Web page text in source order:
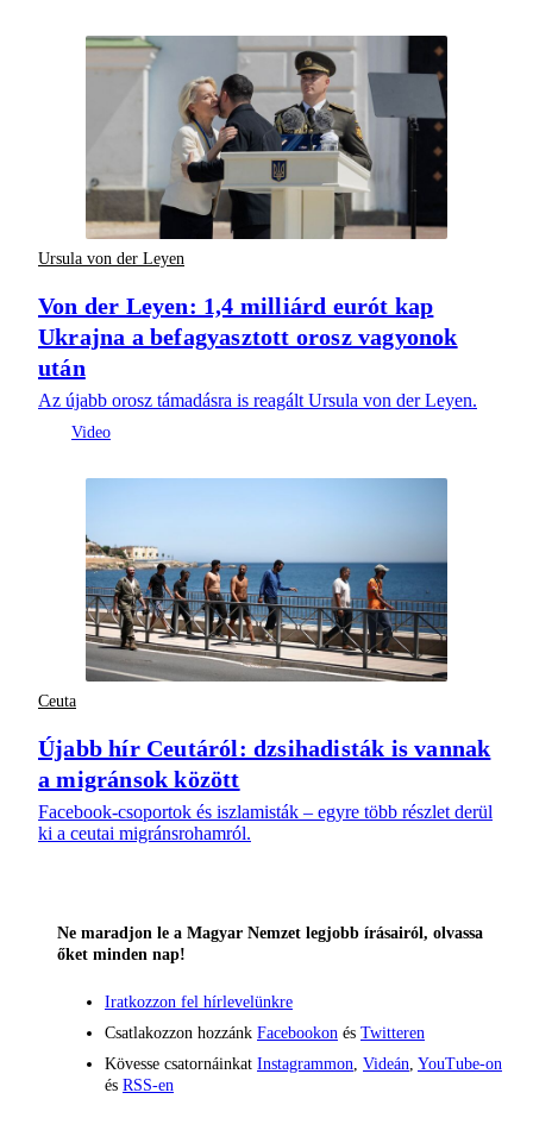
Ursula von der Leyen
Von der Leyen: 1,4 milliárd eurót kap
Ukrajna a befagyasztott orosz vagyonok
után
Az újabb orosz támadásra is reagált Ursula von der Leyen.
Ceuta
Újabb hír Ceutáról: dzsihadisták is vannak
a migránsok között
Facebook-csoportok és iszlamisták – egyre több részlet derül
ki a ceutai migránsrohamról.
Ne maradjon le a Magyar Nemzet legjobb írásairól, olvassa
őket minden nap!
Iratkozzon fel hírlevelünkre
Csatlakozzon hozzánk Facebookon és Twitteren
Kövesse csatornáinkat Instagrammon Videán YouTube-on
és RSS-en